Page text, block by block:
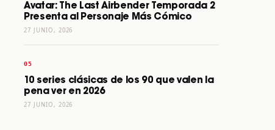
Avatar: The Last Airbender Temporada 2
Presenta al Personaje Más Cómico
27 JUNIO, 2026
10 series clásicas de los 90 que valen la
pena ver en 2026
27 JUNIO, 2026